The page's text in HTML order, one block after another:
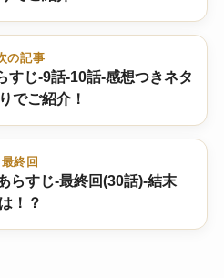
の記事
すじ-9話-10話-感想つきネタ
でご紹介！
最終回
らすじ-最終回(30話)-結末
は！？